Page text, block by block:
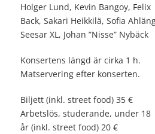
Holger Lund, Kevin Bangoy, Felix
Back, Sakari Heikkilä, Sofia
Seesar XL, Johan ”Nisse” Nybäck
Konsertens längd är cirka 1 h.
Matservering efter konserten.
Biljett (inkl. street food) 35 €
Arbetslös, studerande, under 18
år (inkl. street food) 20 €